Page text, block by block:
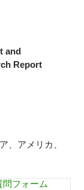
and
Report
、アメリカ、
問フォーム